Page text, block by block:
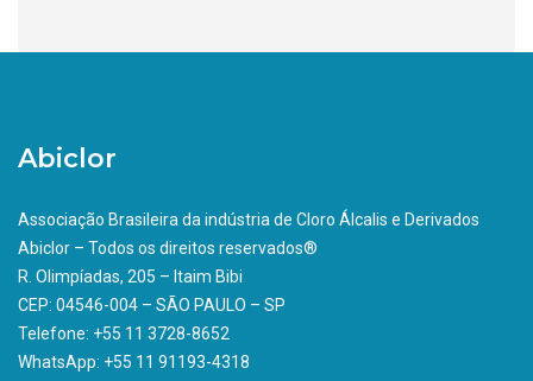
Abiclor
Associação Brasileira da indústria de Cloro Álcalis e Derivados
Abiclor – Todos os direitos reservados®
R. Olimpíadas, 205 – Itaim Bibi
CEP: 04546-004 – SÃO PAULO – SP
Telefone: +55 11 3728-8652
WhatsApp: +55 11 91193-4318